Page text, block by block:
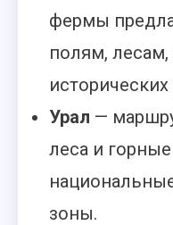
фермы
полям,
исторических
Урал —
леса и
зоны.